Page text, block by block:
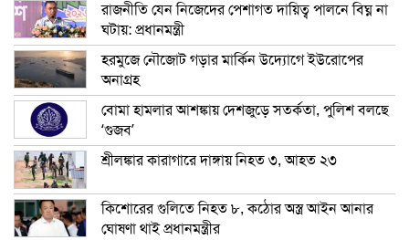
রাজনীতি যেন নিজেদের পেশাগত দায়িত্ব পালনে বিঘ্ন না
ঘটায়: প্রধানমন্ত্রী
হরমুজে নৌজোট গড়ার মার্কিন উদ্যোগে ইউরোপের
অনাগ্রহ
বোমা হামলার আশঙ্কায় দেশজুড়ে সতর্কতা, পুলিশ বলছে
‘গুজব’
শ্রীলঙ্কার কারাগারে দাঙ্গায় নিহত ৩, আহত ২৩
কিশোরের গুলিতে নিহত ৮, কঠোর অস্ত্র আইন আনার
ঘোষণা থাই প্রধানমন্ত্রীর